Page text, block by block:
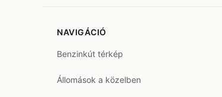
NAVIGÁCIÓ
Benzinkút térkép
Állomások a közelben